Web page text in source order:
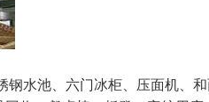
水池、六门冰柜、压面机、